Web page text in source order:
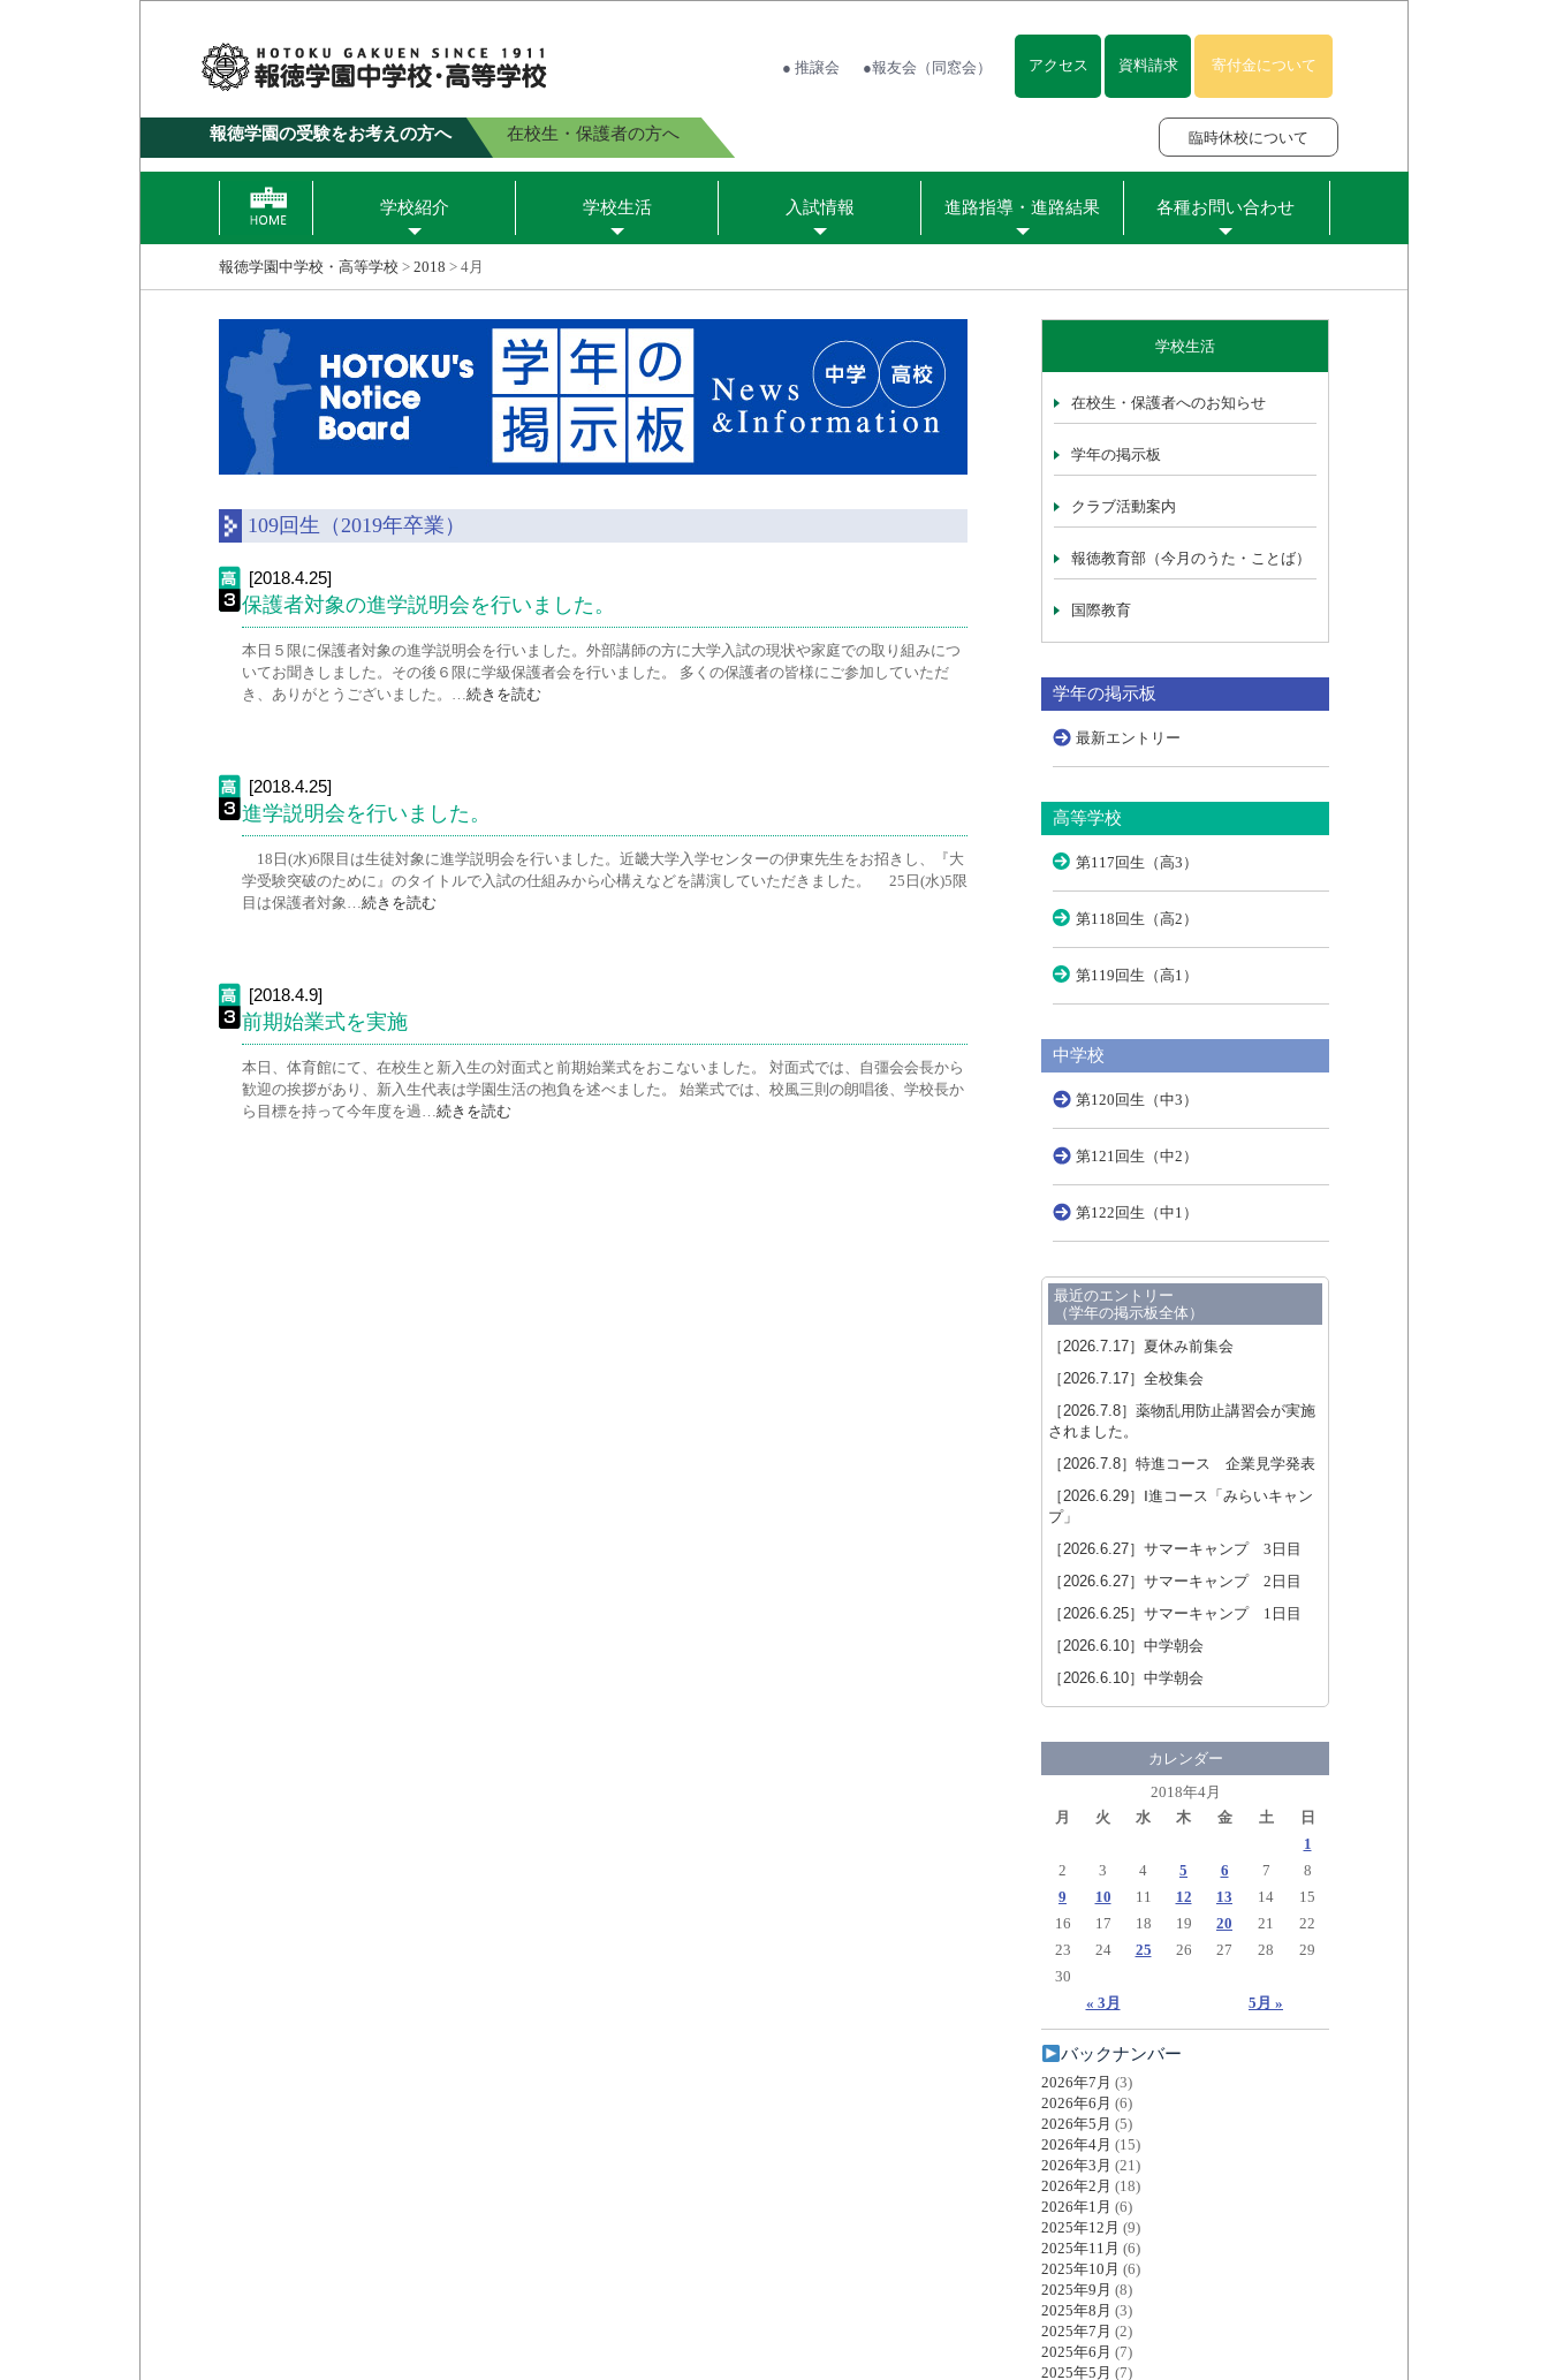
● 推譲会 ●報友会（同窓会） アクセス 資料請求 寄付金について
報徳学園の受験をお考えの方へ 在校生・保護者の方へ 臨時休校について
学校紹介 学校生活 入試情報 進路指導・進路結果 各種お問い合わせ
報徳学園中学校・高等学校 > 2018 > 4月
109回生（2019年卒業）
[2018.4.25]
保護者対象の進学説明会を行いました。
本日５限に保護者対象の進学説明会を行いました。外部講師の方に大学入試の現状や家庭での取り組みにつ
いてお聞きしました。その後６限に学級保護者会を行いました。 多くの保護者の皆様にご参加していただ
き、ありがとうございました。…続きを読む
[2018.4.25]
進学説明会を行いました。
18日(水)6限目は生徒対象に進学説明会を行いました。近畿大学入学センターの伊東先生をお招きし、『大
学受験突破のために』のタイトルで入試の仕組みから心構えなどを講演していただきました。 25日(水)5限
目は保護者対象…続きを読む
[2018.4.9]
前期始業式を実施
本日、体育館にて、在校生と新入生の対面式と前期始業式をおこないました。 対面式では、自彊会会長から
歓迎の挨拶があり、新入生代表は学園生活の抱負を述べました。 始業式では、校風三則の朗唱後、学校長か
ら目標を持って今年度を過…続きを読む
学校生活
在校生・保護者へのお知らせ
学年の掲示板
クラブ活動案内
報徳教育部（今月のうた・ことば）
国際教育
学年の掲示板
最新エントリー
高等学校
第117回生（高3）
第118回生（高2）
第119回生（高1）
中学校
第120回生（中3）
第121回生（中2）
第122回生（中1）
最近のエントリー
（学年の掲示板全体）
［2026.7.17］ 夏休み前集会
［2026.7.17］ 全校集会
［2026.7.8］ 薬物乱用防止講習会が実施
されました。
［2026.7.8］ 特進コース 企業見学発表
［2026.6.29］ Ⅰ進コース「みらいキャン
プ」
［2026.6.27］ サマーキャンプ 3日目
［2026.6.27］ サマーキャンプ 2日目
［2026.6.25］ サマーキャンプ 1日目
［2026.6.10］ 中学朝会
［2026.6.10］ 中学朝会
カレンダー
2018年4月
月
火 水 木 金 土 日
« 3月 5月 »
1
2
3 4 5 6 7
8
9
10 11 12 13 14
15
16
17 18 19 20 21
22
23
24 25 26 27 28
29
30
バックナンバー
2026年7月 (3)
2026年6月 (6)
2026年5月 (5)
2026年4月 (15)
2026年3月 (21)
2026年2月 (18)
2026年1月 (6)
2025年12月 (9)
2025年11月 (6)
2025年10月 (6)
2025年9月 (8)
2025年8月 (3)
2025年7月 (2)
2025年6月 (7)
2025年5月 (7)